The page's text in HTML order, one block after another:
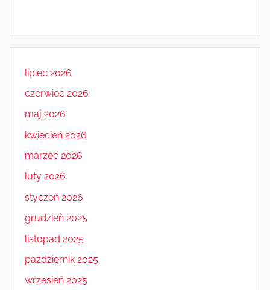
lipiec 2026
czerwiec 2026
maj 2026
kwiecień 2026
marzec 2026
luty 2026
styczeń 2026
grudzień 2025
listopad 2025
październik 2025
wrzesień 2025